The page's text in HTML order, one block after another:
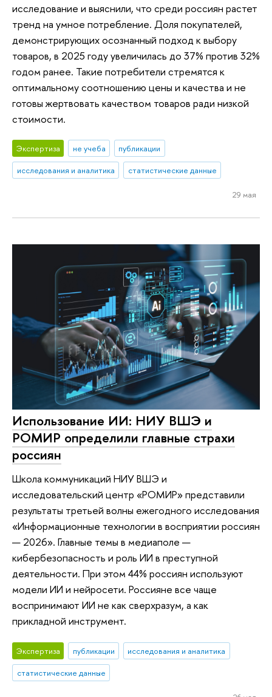
исследование и выяснили, что среди россиян растет
тренд на умное потребление. Доля покупателей,
демонстрирующих осознанный подход к выбору
товаров, в 2025 году увеличилась до 37% против 32%
годом ранее. Такие потребители стремятся к
оптимальному соотношению цены и качества и не
готовы жертвовать качеством товаров ради низкой
стоимости.
Экспертиза не учеба
публикации
исследования и аналитика
статистические данные
29 мая
Использование ИИ: НИУ ВШЭ и
РОМИР определили главные страхи
россиян
Школа коммуникаций НИУ ВШЭ и
исследовательский центр «РОМИР» представили
результаты третьей волны ежегодного исследования
«Информационные технологии в восприятии россиян
— 2026». Главные темы в медиаполе —
кибербезопасность и роль ИИ в преступной
деятельности. При этом 44% россиян используют
модели ИИ и нейросети. Россияне все чаще
воспринимают ИИ не как сверхразум, а как
прикладной инструмент.
Экспертиза публикации
исследования и аналитика
статистические данные